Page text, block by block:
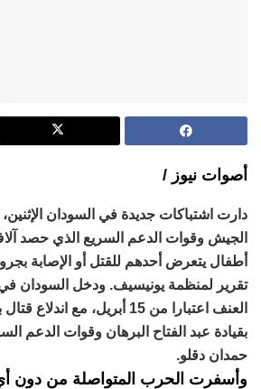
أصوات نيوز /
دارت اشتباكات جديدة في السودان الإثنين،
الجيش وقوات الدعم السريع الذي حصد
أطفال يتعرض أحدهم للقتل أو الإصابة
تقرير لمنظمة يونيسيف. ودخل السودان
العنف اعتبارا من 15 أبريل، مع
بقيادة عبد الفتاح البرهان وقوات الدعم
حمدان دقلو.
وأسفرت الحرب المتواصلة من دون